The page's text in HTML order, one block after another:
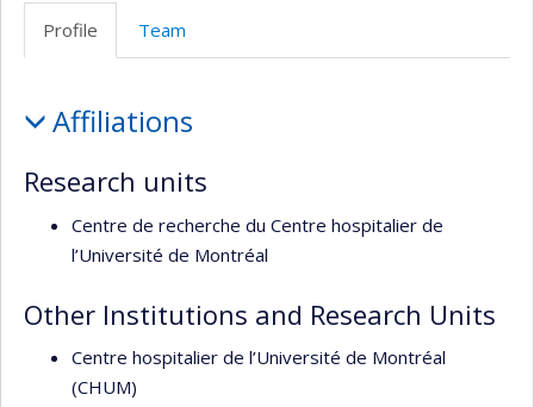
recherche
Profile Team
Affiliations
Research units
Centre de recherche du Centre hospitalier de
l’Université de Montréal
Other Institutions and Research Units
Centre hospitalier de l’Université de Montréal
(CHUM)